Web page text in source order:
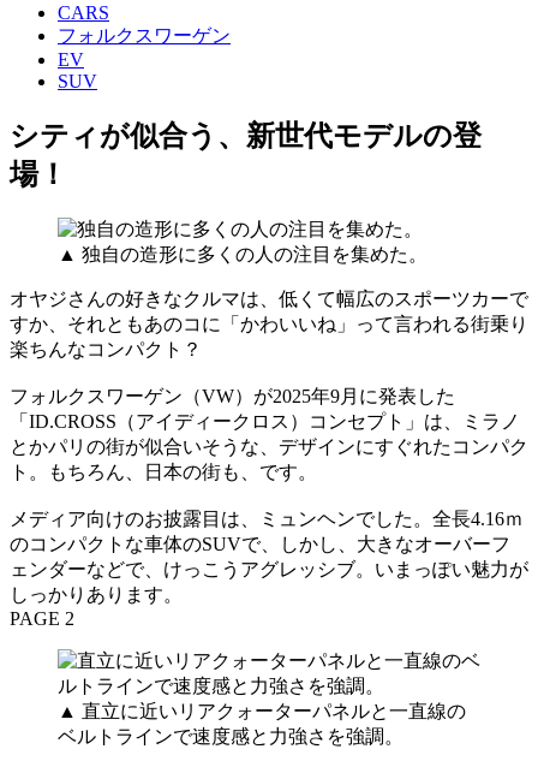
CARS
フォルクスワーゲン
EV
SUV
シティが似合う、新世代モデルの登
場！
▲ 独自の造形に多くの人の注目を集めた。
オヤジさんの好きなクルマは、低くて幅広のスポーツカーで
すか、それともあのコに「かわいいね」って言われる街乗り
楽ちんなコンパクト？
フォルクスワーゲン（VW）が2025年9月に発表した
「ID.CROSS（アイディークロス）コンセプト」は、ミラノ
とかパリの街が似合いそうな、デザインにすぐれたコンパク
ト。もちろん、日本の街も、です。
メディア向けのお披露目は、ミュンヘンでした。全長4.16ｍ
のコンパクトな車体のSUVで、しかし、大きなオーバーフ
ェンダーなどで、けっこうアグレッシブ。いまっぽい魅力が
しっかりあります。
PAGE 2
▲ 直立に近いリアクォーターパネルと一直線の
ベルトラインで速度感と力強さを強調。